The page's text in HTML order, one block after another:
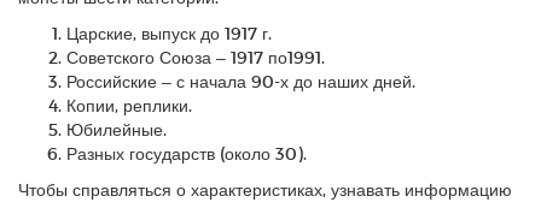
Царские, выпуск до 1917 г.
Советского Союза – 1917 по1991.
Российские – с начала 90-х до наших дней.
Копии, реплики.
Юбилейные.
Разных государств (около 30).
Чтобы справляться о характеристиках, узнавать информацию